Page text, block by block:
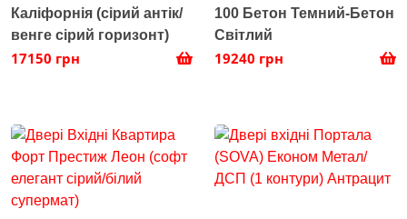
Каліфорнія (сірий антік/
венге сірий горизонт)
17150 грн
100 Бетон Темний-Бетон
Світлий
19240 грн